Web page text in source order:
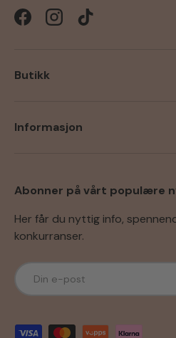
FacebookInstagramTikTok
Butikk
Informasjon
Abonner på vårt populære
Her får du nyttig info,
konkurranser.
E-post
Godkjente betalingsmetoder